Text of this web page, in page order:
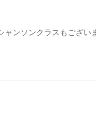
ンソンクラスもござい